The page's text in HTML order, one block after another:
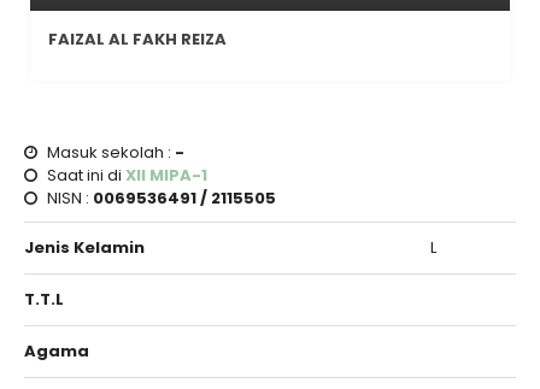
FAIZAL AL FAKH REIZA
Masuk sekolah : -
Saat ini di XII MIPA-1
NISN : 0069536491 / 2115505
Jenis Kelamin L
T.T.L
Agama